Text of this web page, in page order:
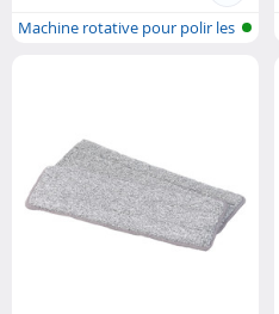
Machine rotative pour polir les